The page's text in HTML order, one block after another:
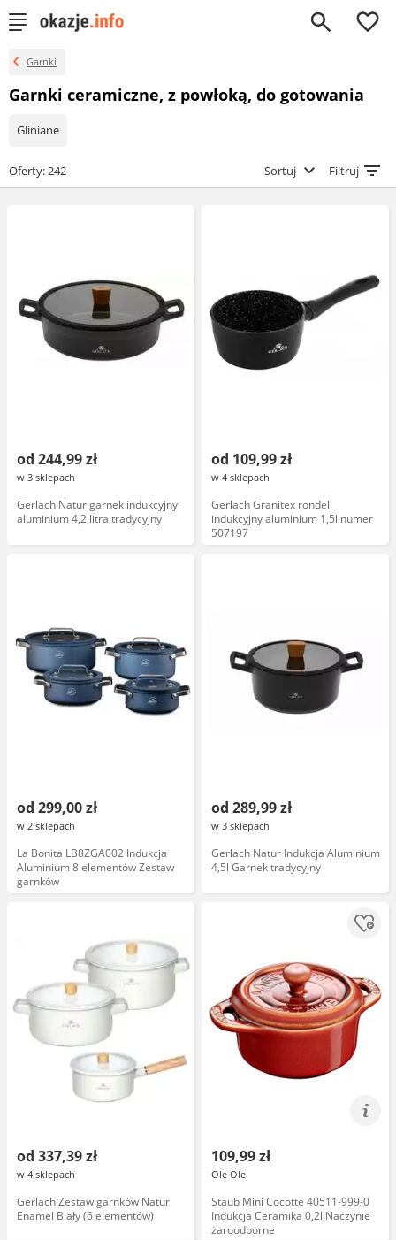
0
Garnki
Garnki ceramiczne, z powłoką, do gotowania
Gliniane
Oferty: 242 Sortuj Filtruj
od 244,99 zł
w 3 sklepach
Gerlach Natur garnek indukcyjny
aluminium 4,2 litra tradycyjny
od 109,99 zł
w 4 sklepach
Gerlach Granitex rondel
indukcyjny aluminium 1,5l numer
507197
od 299,00 zł
w 2 sklepach
La Bonita LB8ZGA002 Indukcja
Aluminium 8 elementów Zestaw
garnków
od 289,99 zł
w 3 sklepach
Gerlach Natur Indukcja Aluminium
4,5l Garnek tradycyjny
od 337,39 zł
w 4 sklepach
Gerlach Zestaw garnków Natur
Enamel Biały (6 elementów)
109,99 zł
Ole Ole!
Staub Mini Cocotte 40511-999-0
Indukcja Ceramika 0,2l Naczynie
żaroodporne